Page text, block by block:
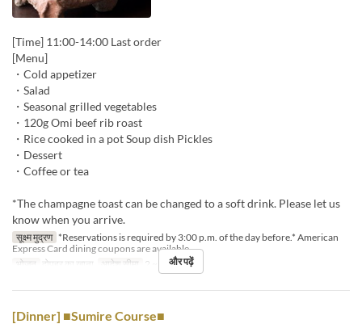
[Time] 11:00-14:00 Last order
[Menu]
・Cold appetizer
・Salad
・Seasonal grilled vegetables
・120g Omi beef rib roast
・Rice cooked in a pot Soup dish Pickles
・Dessert
・Coffee or tea
*The champagne toast can be changed to a soft drink. Please let us
know when you arrive.
सूक्ष्म मुद्रण *Reservations is required by 3:00 p.m. of the day before.* American
Express Card dining coupons are available.
भोजन
दोपहर का खाना आदेश सीमा 2 ~ 6 और पढ़ें
[Dinner] ■Sumire Course■